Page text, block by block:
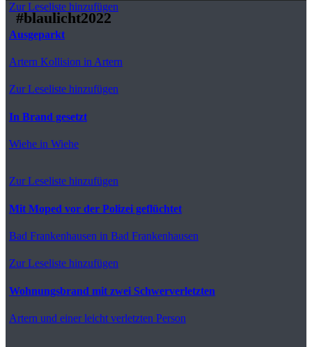
#blaulicht2022
Zur Leseliste hinzufügen
Ausgeparkt
Artern Kollision in Artern
Zur Leseliste hinzufügen
In Brand gesetzt
Wiehe in Wiehe
Zur Leseliste hinzufügen
Mit Moped vor der Polizei geflüchtet
Bad Frankenhausen in Bad Frankenhausen
Zur Leseliste hinzufügen
Wohnungsbrand mit zwei Schwerverletzten
Artern und einer leicht verletzten Person